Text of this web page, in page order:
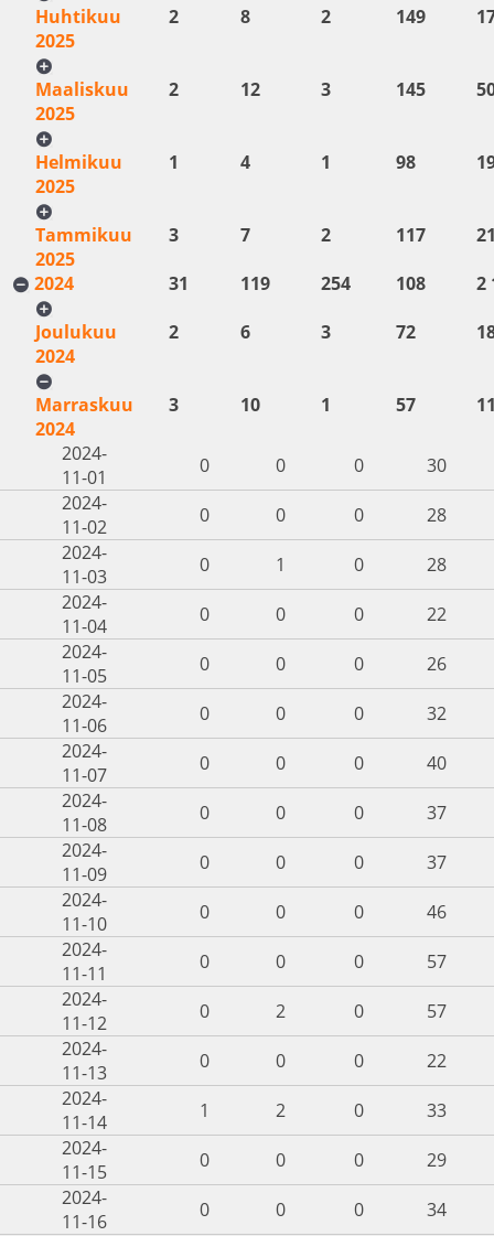
Huhtikuu
2025
2 8 2 149
Maaliskuu
2025
2 12 3 145
Helmikuu
2025
1 4 1 98
Tammikuu
2025
3 7 2 117
2024
31 119 254 108
2
Joulukuu
2024
2 6 3 72
Marraskuu
2024
3 10 1 57
2024-
11-01
0 0 0
30
2024-
11-02
0 0 0
28
2024-
11-03
0 1 0
28
2024-
11-04
0 0 0
22
2024-
11-05
0 0 0
26
2024-
11-06
0 0 0
32
2024-
11-07
0 0 0
40
2024-
11-08
0 0 0
37
2024-
11-09
0 0 0
37
2024-
11-10
0 0 0
46
2024-
11-11
0 0 0
57
2024-
11-12
0 2 0
57
2024-
11-13
0 0 0
22
2024-
11-14
1 2 0
33
2024-
11-15
0 0 0
29
2024-
11-16
0 0 0
34